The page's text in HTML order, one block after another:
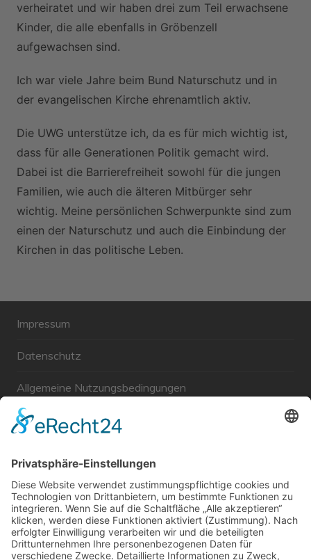
verheiratet und wir haben drei zum Teil erwachsene
Kinder, die alle ebenfalls in Gröbenzell
aufgewachsen sind.
Ich war viele Jahre beim Bund Naturschutz und in
der evangelischen Kirche ehrenamtlich aktiv.
Die UWG unterstütze ich, da es für mich wichtig ist,
dass für alle Generationen Politik gemacht wird.
Dabei ist die Barrierefreiheit sowohl für die jungen
Familien, wie auch die älteren Mitbürger sehr
wichtig. Meine persönlichen Schwerpunkte sind zum
einen der Naturschutz und auch die Einbindung der
Kirchen in das politische Leben.
Impressum
Datenschutz
Allgemeine Nutzungsbedingungen
Links
Unabhängige WählerGemeinschaft Gröbenzell
Wir sind ein Querschnitt der Gesellschaft bezüglich des
Alters, der Berufe, Herkunft, Interessen und Ansichten.